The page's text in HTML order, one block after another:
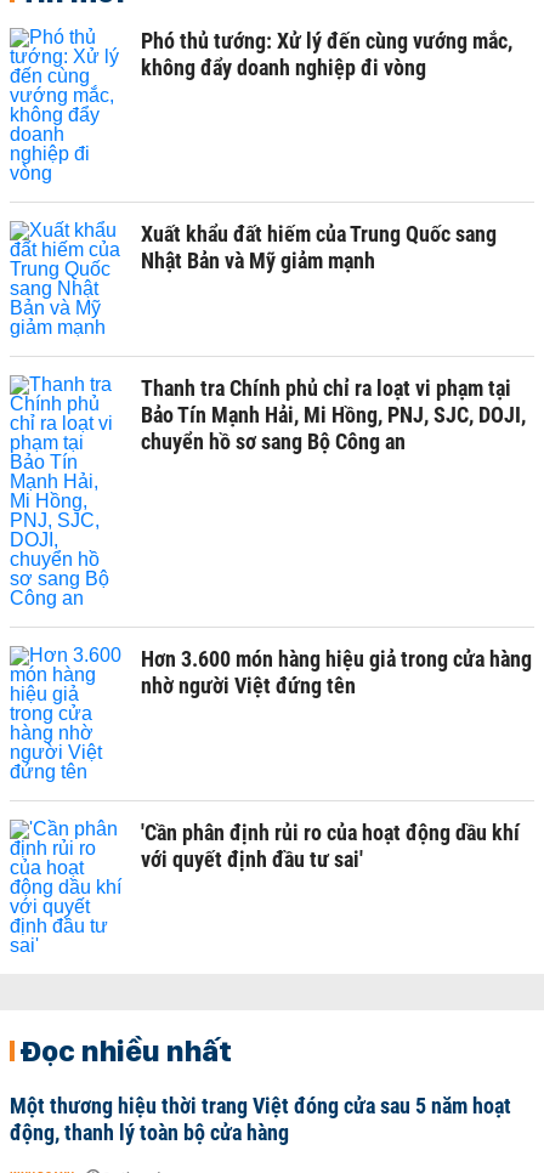
Phó thủ tướng: Xử lý đến cùng vướng mắc,
không đẩy doanh nghiệp đi vòng
Xuất khẩu đất hiếm của Trung Quốc sang
Nhật Bản và Mỹ giảm mạnh
Thanh tra Chính phủ chỉ ra loạt vi phạm tại
Bảo Tín Mạnh Hải, Mi Hồng, PNJ, SJC, DOJI,
chuyển hồ sơ sang Bộ Công an
Hơn 3.600 món hàng hiệu giả trong cửa hàng
nhờ người Việt đứng tên
'Cần phân định rủi ro của hoạt động dầu khí
với quyết định đầu tư sai'
Đọc nhiều nhất
Một thương hiệu thời trang Việt đóng cửa sau 5 năm hoạt
động, thanh lý toàn bộ cửa hàng